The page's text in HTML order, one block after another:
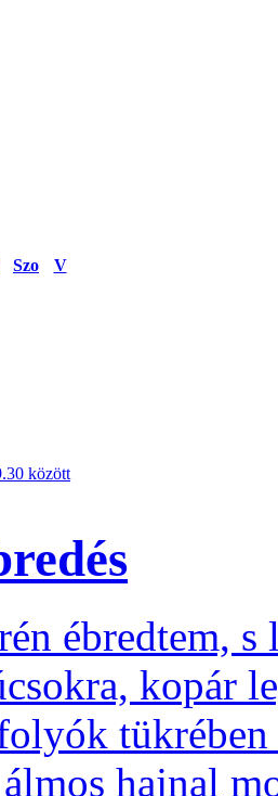
Szo
V
között
ébredtem, s
kopár
hajnal